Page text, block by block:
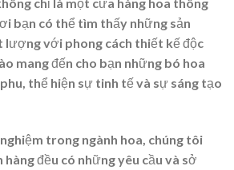
bạn có thể tìm thấy những sản
lượng với phong cách thiết kế độc
mang đến cho bạn những bó hoa
thể hiện sự tinh tế và sự sáng tạo
trong ngành hoa, chúng tôi
hàng đều có những yêu cầu và sở